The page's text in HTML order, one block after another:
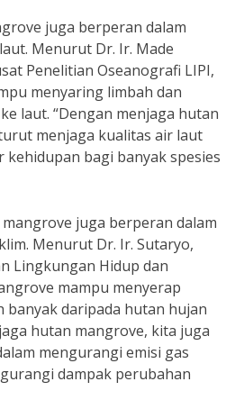
juga berperan dalam
Menurut Dr. Ir. Made
Penelitian Oseanografi LIPI,
menyaring limbah dan
laut. “Dengan menjaga hutan
menjaga kualitas air laut
kehidupan bagi banyak spesies
juga berperan dalam
Menurut Dr. Ir. Sutaryo,
Lingkungan Hidup dan
mampu menyerap
banyak daripada hutan hujan
hutan mangrove, kita juga
mengurangi emisi gas
dampak perubahan